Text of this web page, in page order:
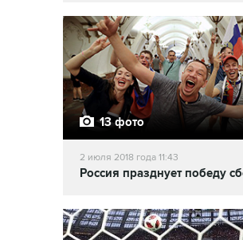
13 фото
2 июля 2018 года 11:43
Россия празднует победу